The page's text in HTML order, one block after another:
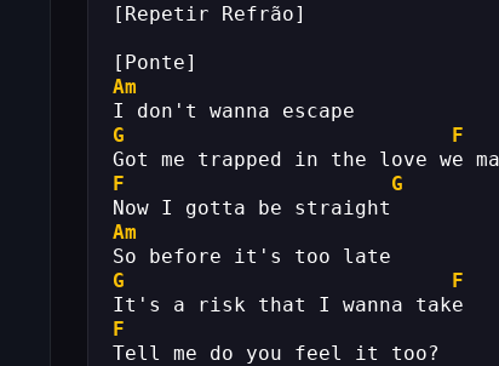
[Repetir Refrão]
[Ponte]
Am
I don't wanna escape
G
F
Got me trapped in the love we
F
G
Now I gotta be straight
Am
So before it's too late
G
F
It's a risk that I wanna take
F
Tell me do you feel it too?